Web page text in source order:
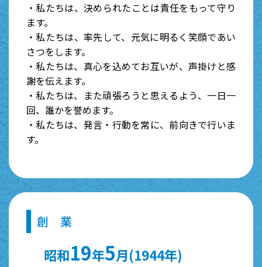
・私たちは、決められたことは責任をもって守り
ます。
・私たちは、率先して、元気に明るく笑顔であい
さつをします。
・私たちは、真心を込めてお互いが、声掛けと感
謝を伝えます。
・私たちは、また頑張ろうと思えるよう、一日一
回、誰かを誉めます。
・私たちは、発言・行動を常に、前向きで行いま
す。
創 業
昭和19年5月(1944年)